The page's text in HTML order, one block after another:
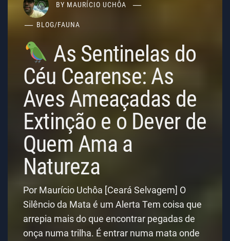
BY MAURÍCIO UCHÔA
BLOG/FAUNA
As Sentinelas do
Céu Cearense: As
Aves Ameaçadas de
Extinção e o Dever de
Quem Ama a
Natureza
Por Maurício Uchôa [Ceará Selvagem] O
Silêncio da Mata é um Alerta Tem coisa que
arrepia mais do que encontrar pegadas de
onça numa trilha. É entrar numa mata onde